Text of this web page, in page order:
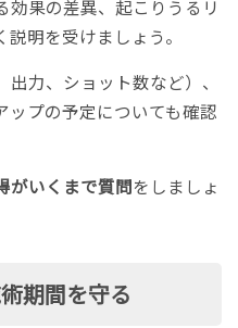
効果の差異、起こりうるリ
明を受けましょう。
力、ショット数など）、
ップの予定についても確認
がいくまで質問をしましょ
期間を守る